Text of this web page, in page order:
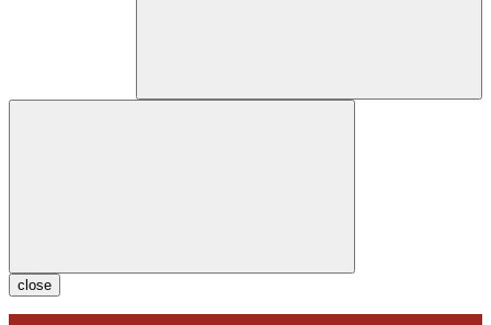
close